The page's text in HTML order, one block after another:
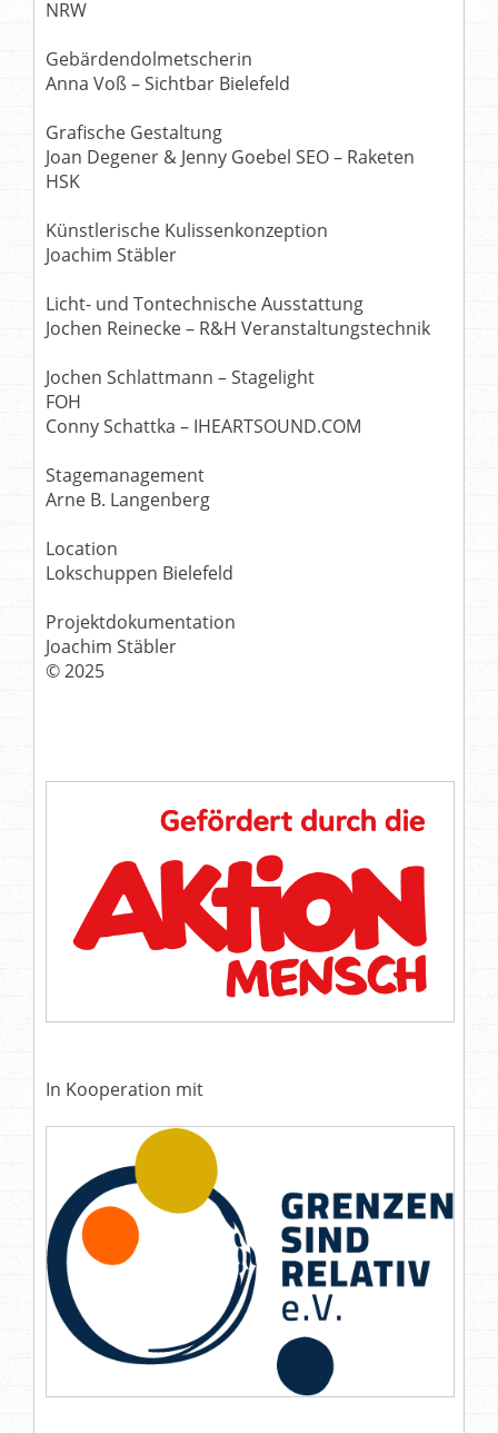
NRW
Gebärdendolmetscherin
Anna Voß – Sichtbar Bielefeld
Grafische Gestaltung
Joan Degener & Jenny Goebel SEO – Raketen
HSK
Künstlerische Kulissenkonzeption
Joachim Stäbler
Licht- und Tontechnische Ausstattung
Jochen Reinecke – R&H Veranstaltungstechnik
Jochen Schlattmann – Stagelight
FOH
Conny Schattka – IHEARTSOUND.COM
Stagemanagement
Arne B. Langenberg
Location
Lokschuppen Bielefeld
Projektdokumentation
Joachim Stäbler
© 2025
In Kooperation mit